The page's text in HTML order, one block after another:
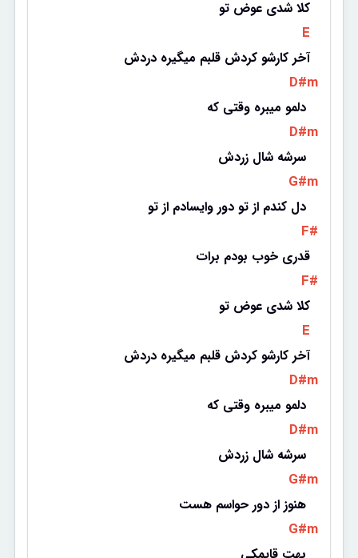
کلا شدی عوض تو
E
آخر کارشو کردش قلبم میگیره دردش
D#m
دلمو میبره وقتی که
D#m
سرشه شال زردش
G#m
دل کندم از تو دور وایسادم از تو
F#
قدری خوب بودم برات
F#
کلا شدی عوض تو
E
آخر کارشو کردش قلبم میگیره دردش
D#m
دلمو میبره وقتی که
D#m
سرشه شال زردش
G#m
هنوز از دور حواسم هست
G#m